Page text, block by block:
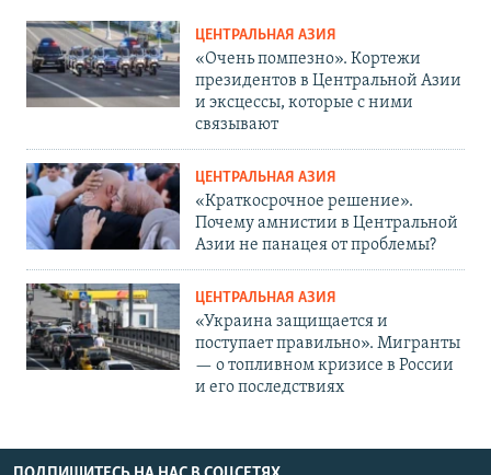
ЦЕНТРАЛЬНАЯ АЗИЯ
«Очень помпезно». Кортежи
президентов в Центральной Азии
и эксцессы, которые с ними
связывают
ЦЕНТРАЛЬНАЯ АЗИЯ
«Краткосрочное решение».
Почему амнистии в Центральной
Азии не панацея от проблемы?
ЦЕНТРАЛЬНАЯ АЗИЯ
«Украина защищается и
поступает правильно». Мигранты
— о топливном кризисе в России
и его последствиях